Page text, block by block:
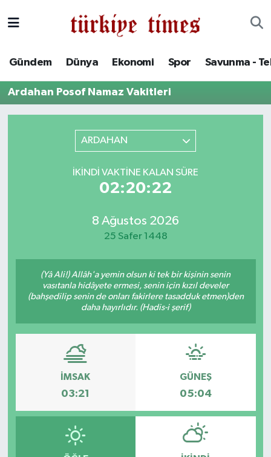
Gündem Dünya Ekonomi Spor Savunma -
Ardahan Posof Namaz Vakitleri
ARDAHAN
İKINDI VAKTINE KALAN SÜRE
02:20:22
8 Ağustos 2026
25 Safer 1448
(Yâ Ali!) Allâh'a yemin olsun ki tek bir kişinin senin
vasıtanla hidâyete ermesi, senin için kızıl develer
(bahşedilip senin de onları fakirlere tasadduk etmen)den
daha hayırlıdır. (Hadis-i şerif)
İMSAK
03:21
GÜNEŞ
05:04
Ekonomi
Savunma - Teknoloji
Süper Lig Puan Durumu ve Fikstür
Tüm Manşetler
Son Dakika Haberleri